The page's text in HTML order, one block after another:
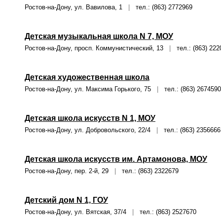
Ростов-на-Дону, ул. Вавилова, 1 тел.: (863) 2772969
Детская музыкальная школа N 7, МОУ
Ростов-на-Дону, просп. Коммунистический, 13 тел.: (863)
Детская художественная школа
Ростов-на-Дону, ул. Максима Горького, 75 тел.: (863) 2674590
Детская школа искусств N 1, МОУ
Ростов-на-Дону, ул. Добровольского, 22/4 тел.: (863) 2356666
Детская школа искусств им. Артамонова, МОУ
Ростов-на-Дону, пер. 2-й, 29 тел.: (863) 2322679
Детский дом N 1, ГОУ
Ростов-на-Дону, ул. Вятская, 37/4 тел.: (863) 2527670